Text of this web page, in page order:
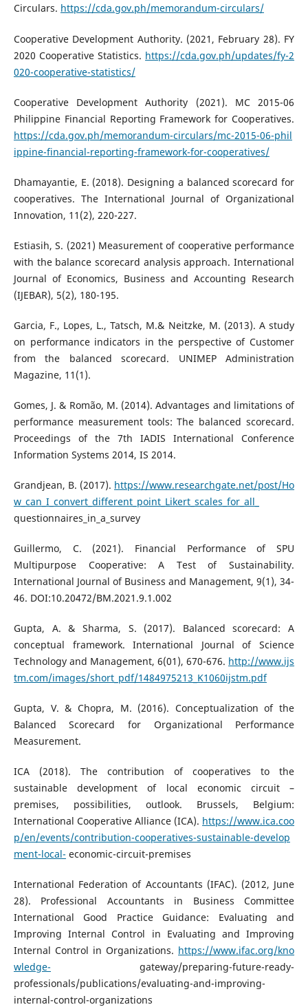
Circulars. https://cda.gov.ph/memorandum-circulars/
Cooperative Development Authority. (2021, February 28). FY
2020 Cooperative Statistics. https://cda.gov.ph/updates/fy-2
020-cooperative-statistics/
Cooperative Development Authority (2021). MC 2015-06
Philippine Financial Reporting Framework for Cooperatives.
https://cda.gov.ph/memorandum-circulars/mc-2015-06-phil
ippine-financial-reporting-framework-for-cooperatives/
Dhamayantie, E. (2018). Designing a balanced scorecard for
cooperatives. The International Journal of Organizational
Innovation, 11(2), 220-227.
Estiasih, S. (2021) Measurement of cooperative performance
with the balance scorecard analysis approach. International
Journal of Economics, Business and Accounting Research
(IJEBAR), 5(2), 180-195.
Garcia, F., Lopes, L., Tatsch, M.& Neitzke, M. (2013). A study
on performance indicators in the perspective of Customer
from the balanced scorecard. UNIMEP Administration
Magazine, 11(1).
Gomes, J. & Romão, M. (2014). Advantages and limitations of
performance measurement tools: The balanced scorecard.
Proceedings of the 7th IADIS International Conference
Information Systems 2014, IS 2014.
Grandjean, B. (2017). https://www.researchgate.net/post/Ho
w_can_I_convert_different_point_Likert_scales_for_all_
questionnaires_in_a_survey
Guillermo, C. (2021). Financial Performance of SPU
Multipurpose Cooperative: A Test of Sustainability.
International Journal of Business and Management, 9(1), 34-
46. DOI:10.20472/BM.2021.9.1.002
Gupta, A. & Sharma, S. (2017). Balanced scorecard: A
conceptual framework. International Journal of Science
Technology and Management, 6(01), 670-676. http://www.ijs
tm.com/images/short_pdf/1484975213_K1060ijstm.pdf
Gupta, V. & Chopra, M. (2016). Conceptualization of the
Balanced Scorecard for Organizational Performance
Measurement.
ICA (2018). The contribution of cooperatives to the
sustainable development of local economic circuit –
premises, possibilities, outlook. Brussels, Belgium:
International Cooperative Alliance (ICA). https://www.ica.coo
p/en/events/contribution-cooperatives-sustainable-develop
ment-local- economic-circuit-premises
International Federation of Accountants (IFAC). (2012, June
28). Professional Accountants in Business Committee
International Good Practice Guidance: Evaluating and
Improving Internal Control in Evaluating and Improving
Internal Control in Organizations. https://www.ifac.org/kno
wledge- gateway/preparing-future-ready-
professionals/publications/evaluating-and-improving-
internal-control-organizations